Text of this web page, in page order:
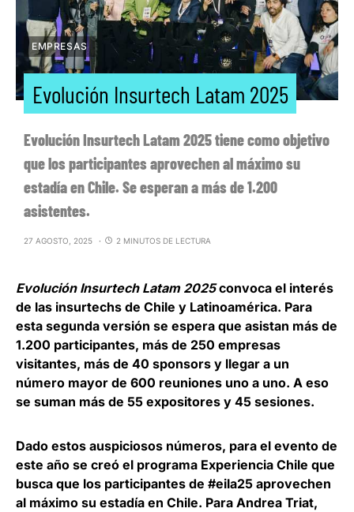
EMPRESAS
Evolución Insurtech Latam 2025
Evolución Insurtech Latam 2025 tiene como objetivo
que los participantes aprovechen al máximo su
estadía en Chile. Se esperan a más de 1.200
asistentes.
27 AGOSTO, 2025 2 MINUTOS DE LECTURA
Evolución Insurtech Latam 2025convoca el interés
de las insurtechs de Chile y Latinoamérica. Para
esta segunda versión se espera que asistan más de
1.200 participantes, más de 250 empresas
visitantes, más de 40 sponsors y llegar a un
número mayor de 600 reuniones uno a uno. A eso
se suman más de 55 expositores y 45 sesiones.
Dado estos auspiciosos números, para el evento de
este año se creó el programa Experiencia Chile que
busca que los participantes de #eila25 aprovechen
al máximo su estadía en Chile. Para Andrea Triat,